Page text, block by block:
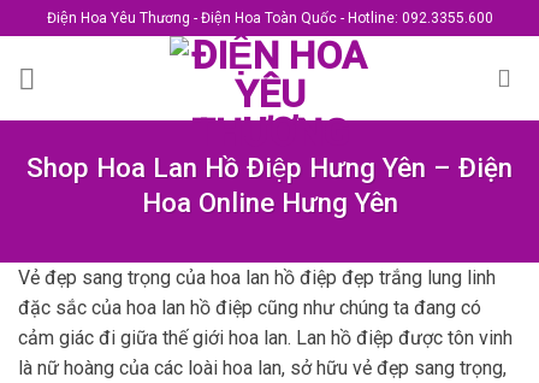
to
content
Điện Hoa Yêu Thương - Điện Hoa Toàn Quốc - Hotline: 092.3355.600
Shop Hoa Lan Hồ Điệp Hưng Yên – Điện
Hoa Online Hưng Yên
Vẻ đẹp sang trọng của hoa lan hồ điệp đẹp trắng lung linh
đặc sắc của hoa lan hồ điệp cũng như chúng ta đang có
cảm giác đi giữa thế giới hoa lan. Lan hồ điệp được tôn vinh
là nữ hoàng của các loài hoa lan, sở hữu vẻ đẹp sang trọng,